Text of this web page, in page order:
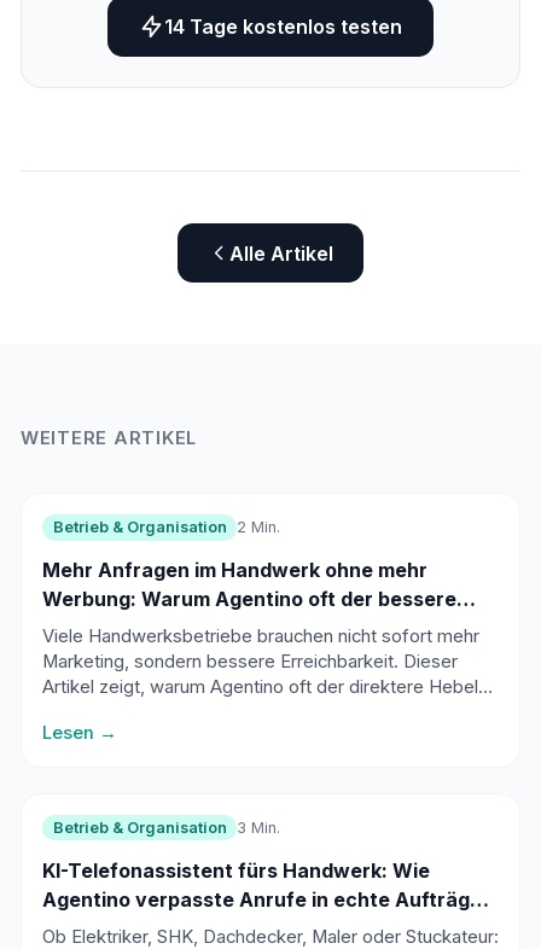
14 Tage kostenlos testen
Alle Artikel
WEITERE ARTIKEL
Betrieb & Organisation 2 Min.
Mehr Anfragen im Handwerk ohne mehr
Werbung: Warum Agentino oft der bessere
Hebel ist
Viele Handwerksbetriebe brauchen nicht sofort mehr
Marketing, sondern bessere Erreichbarkeit. Dieser
Artikel zeigt, warum Agentino oft der direktere Hebel
Lesen →
Betrieb & Organisation 3 Min.
KI-Telefonassistent fürs Handwerk: Wie
Agentino verpasste Anrufe in echte Aufträge
verwandelt
Ob Elektriker, SHK, Dachdecker, Maler oder Stuckateur: